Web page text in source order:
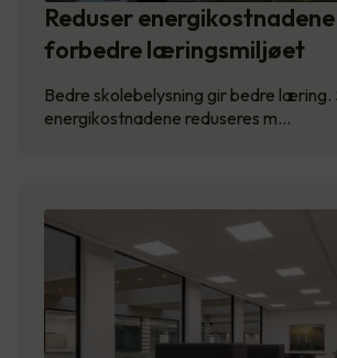
Reduser
forbedre læringsmiljøet
Bedre skolebelysning gir bedre læring.
energikostnadene reduseres m…